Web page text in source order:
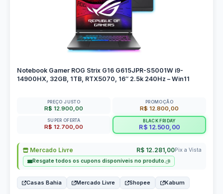
Notebook Gamer ROG Strix G16 G615JPR-S5001W i9-
14900HX, 32GB, 1TB, RTX5070, 16″ 2.5k 240Hz – Win11
PREÇO JUSTO
R$ 12.900,00
PROMOÇÃO
R$ 12.800,00
SUPER OFERTA
R$ 12.700,00
BLACK FRIDAY
R$ 12.500,00
Mercado Livre R$ 12.281,00Pix a Vista
Resgate todos os cupons disponíveis no produto.
Casas Bahia Mercado Livre Shopee Kabum